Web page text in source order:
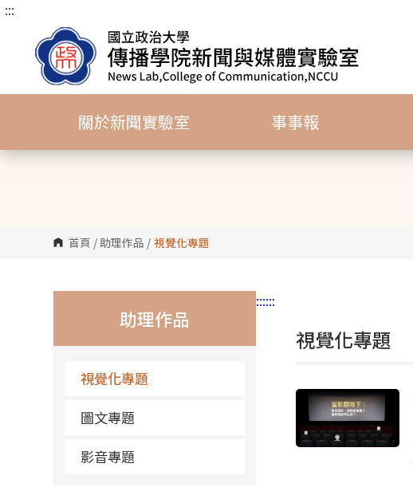
跳
內
塊
:::
關於新聞實驗室 事事報
首頁 /助理作品 / 視覺化專題
:::
助理作品
視覺化專題
圖文專題
影音專題
:::
視覺化專題